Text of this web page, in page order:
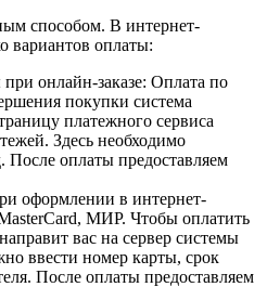
способом. В интернет-
вариантов оплаты:
онлайн-заказе: Оплата по
покупки система
платежного сервиса
Здесь необходимо
После оплаты предоставляем
оформлении в интернет-
МИР. Чтобы оплатить
вас на сервер системы
ввести номер карты, срок
После оплаты предоставляем